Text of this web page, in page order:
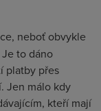
neboť obvykle
to dáno
platby přes
Jen málo kdy
kteří mají